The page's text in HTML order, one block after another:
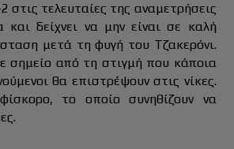
στις τελευταίες της αναμετρήσεις
δείχνει να μην είναι σε καλή
μετά τη φυγή του Τζακερόνι.
σημείο από τη στιγμή που κάποια
θα επιστρέψουν στις νίκες.
το οποίο συνηθίζουν να